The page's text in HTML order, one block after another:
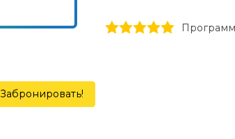
5 stars
4 stars
3 stars
2 stars
1 stars
Забронировать!